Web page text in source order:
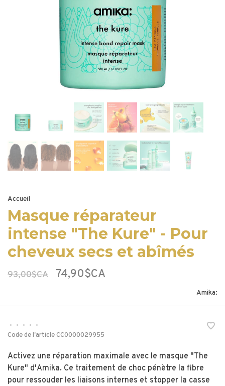
Accueil
Masque réparateur
intense "The Kure" - Pour
cheveux secs et abîmés
93,00$CA 74,90$CA
Amika:
• • • •
•
Code de l'articleCC0000029955
Activez une réparation maximale avec le masque "The
Kure" d'Amika. Ce traitement de choc pénètre la fibre
pour ressouder les liaisons internes et stopper la casse